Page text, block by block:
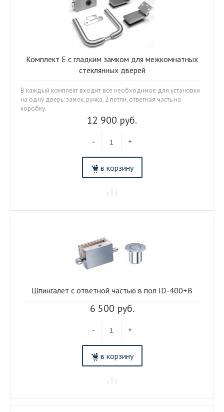
12 900 руб.
- +
в корзину
Комплект Е c гладким замком для межкомнатных
стеклянных дверей
В каждый комплект входит все необходимое для установки
на одну дверь: замок, ручка, 2 петли, ответная часть на
коробку.
6 500 руб.
- +
в корзину
Шпингалет с ответной частью в пол ID-400+В